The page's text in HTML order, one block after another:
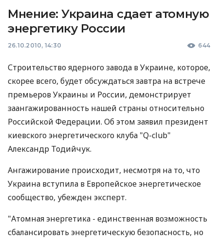
Мнение: Украина сдает атомную
энергетику России
26.10.2010, 14:30 644
Строительство ядерного завода в Украине, которое,
скорее всего, будет обсуждаться завтра на встрече
премьеров Украины и России, демонстрирует
заангажированность нашей страны относительно
Российской Федерации. Об этом заявил президент
киевского энергетического клуба "Q-club"
Александр Тодийчук.
Ангажирование происходит, несмотря на то, что
Украина вступила в Европейское энергетическое
сообщество, убежден эксперт.
"Атомная энергетика - единственная возможность
сбалансировать энергетическую безопасность, но